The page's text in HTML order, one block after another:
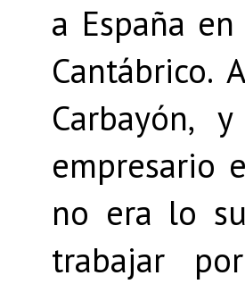
a España
Cantábrico.
Carbayón,
empresario
no era lo
trabajar